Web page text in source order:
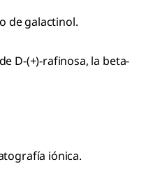
de galactinol.
D-(+)-rafinosa, la beta-
iónica.